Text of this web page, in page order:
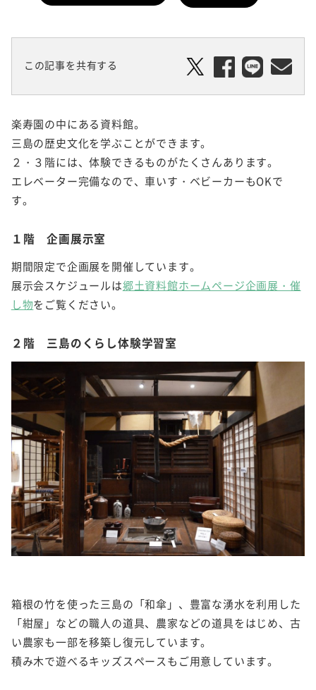
この記事を共有する
楽寿園の中にある資料館。
三島の歴史文化を学ぶことができます。
２・３階には、体験できるものがたくさんあります。
エレベーター完備なので、車いす・ベビーカーもOKで
す。
１階 企画展示室
期間限定で企画展を開催しています。
展示会スケジュールは郷土資料館ホームページ企画展・催
し物をご覧ください。
２階 三島のくらし体験学習室
箱根の竹を使った三島の「和傘」、豊富な湧水を利用した
「紺屋」などの職人の道具、農家などの道具をはじめ、古
い農家も一部を移築し復元しています。
積み木で遊べるキッズスペースもご用意しています。